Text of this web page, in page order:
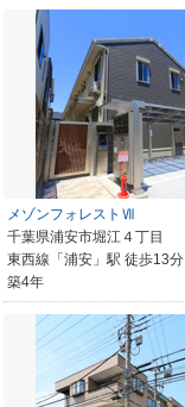
メゾンフォレストⅦ
千葉県浦安市堀江４丁目
東西線「浦安」駅 徒歩13分
築4年